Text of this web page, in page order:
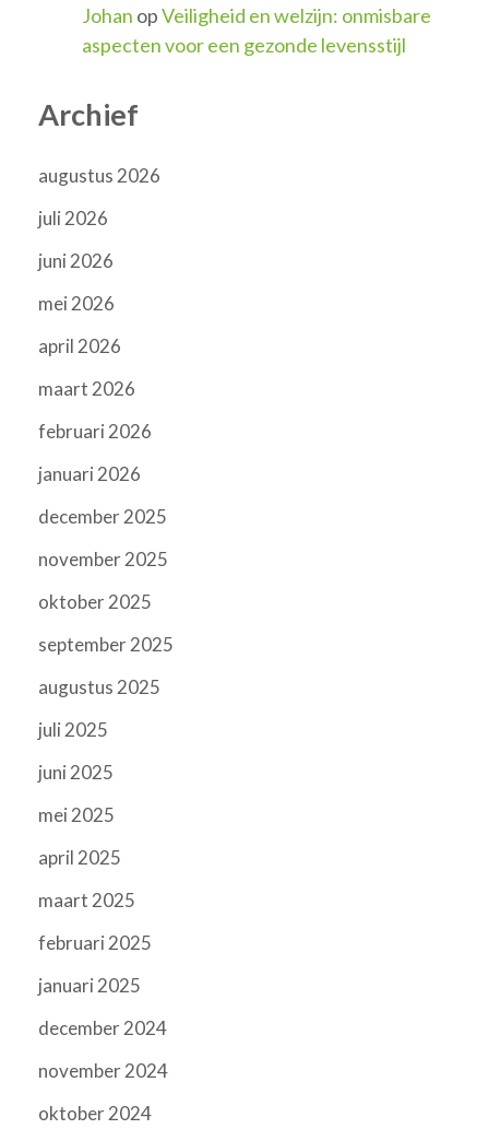
Johan opVeiligheid en welzijn: onmisbare
aspecten voor een gezonde levensstijl
Archief
augustus 2026
juli 2026
juni 2026
mei 2026
april 2026
maart 2026
februari 2026
januari 2026
december 2025
november 2025
oktober 2025
september 2025
augustus 2025
juli 2025
juni 2025
mei 2025
april 2025
maart 2025
februari 2025
januari 2025
december 2024
november 2024
oktober 2024